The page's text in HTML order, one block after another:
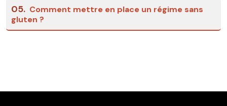
05. Comment mettre en place un régime sans
gluten ?